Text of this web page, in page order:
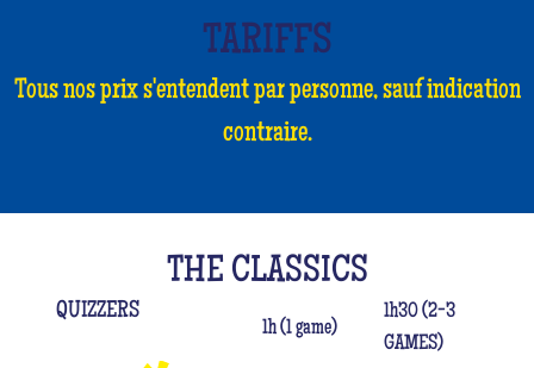
TARIFFS
Tous nos prix s'entendent par personne, sauf indication
contraire.
THE CLASSICS
QUIZZERS
1h (1 game)
1h30 (2-3
GAMES)